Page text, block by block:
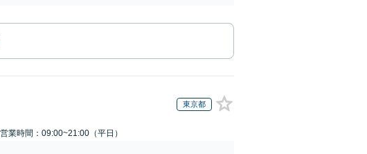
東京都
営業時間：09:00~21:00（平日）